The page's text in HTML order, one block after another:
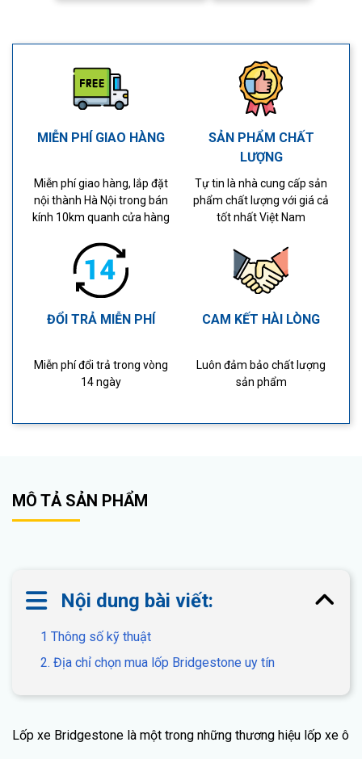
MIỄN PHÍ GIAO HÀNG
Miễn phí giao hàng, lắp đặt
nội thành Hà Nội trong bán
kính 10km quanh cửa hàng
SẢN PHẨM CHẤT
LƯỢNG
Tự tin là nhà cung cấp sản
phẩm chất lượng với giá cả
tốt nhất Việt Nam
ĐỔI TRẢ MIỄN PHÍ
Miễn phí đổi trả trong vòng
14 ngày
CAM KẾT HÀI LÒNG
Luôn đảm bảo chất lượng
sản phẩm
MÔ TẢ SẢN PHẨM
Nội dung bài viết:
1 Thông số kỹ thuật
2. Địa chỉ chọn mua lốp Bridgestone uy tín
Lốp xe Bridgestone là một trong những thương hiệu lốp xe ô